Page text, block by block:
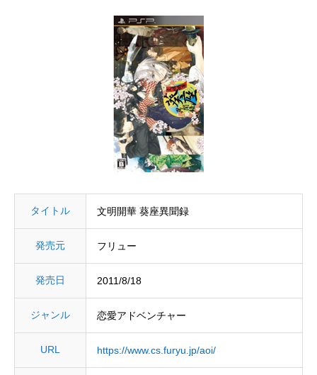
タイトル 文明開華 葵座異聞録
発売元 フリュー
発売日 2011/8/18
ジャンル 恋愛アドベンチャー
URL https://www.cs.furyu.jp/aoi/